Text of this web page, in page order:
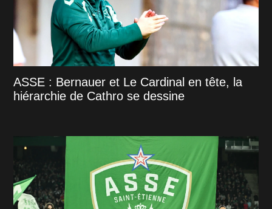
ASSE : Bernauer et Le Cardinal en tête, la
hiérarchie de Cathro se dessine